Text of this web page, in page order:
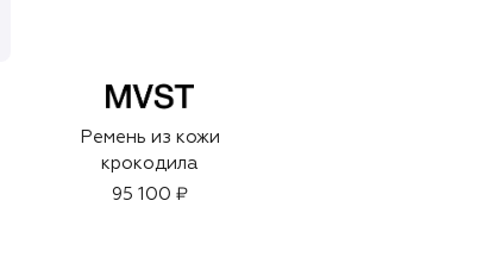
Ремень из кожи
крокодила
95 100 ₽